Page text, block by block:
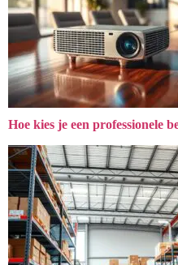
Hoe kies je een professionele